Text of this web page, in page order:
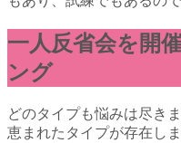
一人反省会を開
ング
どのタイプも悩みは尽き
恵まれたタイプが存在し